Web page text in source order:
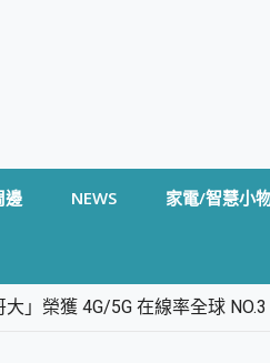
邊 NEWS 家電/智慧小
」榮獲 4G/5G 在線率全球